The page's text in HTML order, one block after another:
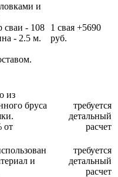
и
сваи - 108
- 2.5 м.
1 свая +5690
руб.
из
бруса
от
требуется
детальный
расчет
и
требуется
детальный
расчет